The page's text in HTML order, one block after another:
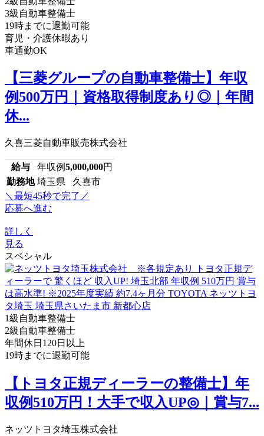
3級自動車整備士
19時までに退勤可能
育児・介護休暇あり
車通勤OK
【三菱グループの自動車整備士】年収
例500万円｜資格取得制度あり◎｜年間
休...
久喜三菱自動車販売株式会社
給与 年収例5,000,000円
勤務地 埼玉県 久喜市
＼最短45秒で完了／
応募へ進む
詳しく
見る
スペシャル
1級自動車整備士
2級自動車整備士
年間休日120日以上
19時までに退勤可能
【トヨタ正規ディーラーの整備士】年
収例510万円！大手で収入UP◎｜賞与7...
ネッツトヨタ埼玉株式会社